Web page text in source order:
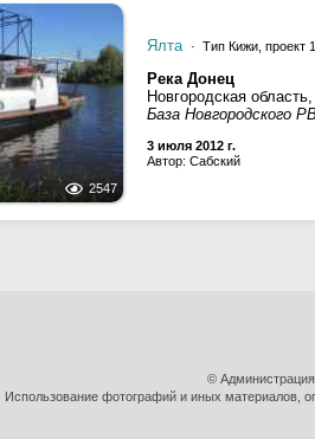
2547
Ялта · Тип Кижи, проект
Река Донец
Новгородская
База Новгородского
3 июля 2012 г.
Автор: Сабский
©
Использование фотографий и иных материалов,